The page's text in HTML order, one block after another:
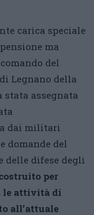
carica speciale
ma
del
Legnano della
stata assegnata
dai militari
domande del
delle difese degli
per
le attività di
all’attuale